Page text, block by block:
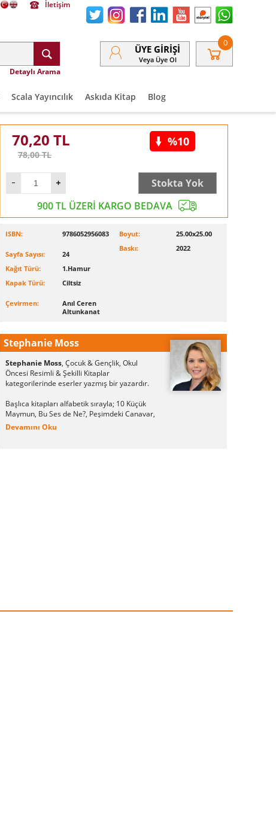
İletişim
Detaylı Arama
ÜYE GIRIŞI
Veya Üye Ol
0
Scala Yayıncılık Askıda Kitap Blog
70,20 TL
78,00TL
%10
Stokta Yok
900 TL ÜZERİ KARGO BEDAVA
ISBN: 9786052956083
Sayfa Sayısı:
24
Kağıt Türü:
1.Hamur
Kapak Türü:
Ciltsiz
Çevirmen:
Anıl Ceren
Altunkanat
Boyut:
25.00x25.00
Baskı:
2022
Stephanie Moss
Stephanie Moss, Çocuk & Gençlik, Okul
Öncesi Resimli & Şekilli Kitaplar
kategorilerinde eserler yazmış bir yazardır.
Başlıca kitapları alfabetik sırayla; 10 Küçük
Maymun, Bu Ses de Ne?, Peşimdeki Canavar,
İşte Ben! olarak sayılabilir.
Devamını Oku